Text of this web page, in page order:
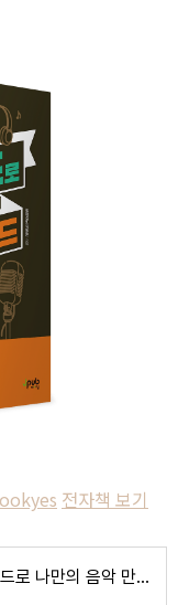
전자책 보기
오늘부터 프로듀서! 아이패드로 나만의 음악 만들기 with 개러지밴드 - 예스24